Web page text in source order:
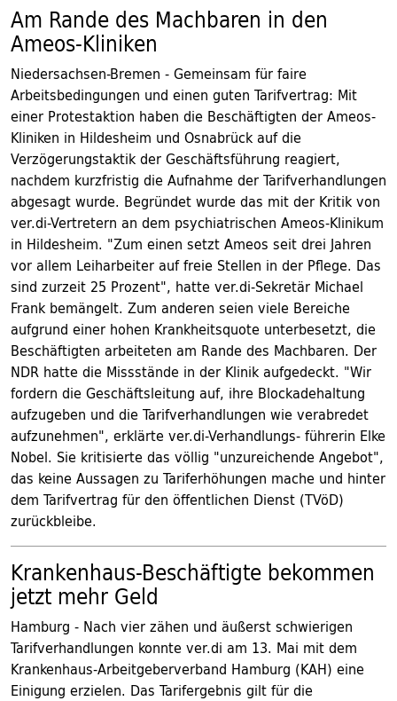
Am Rande des Machbaren in den
Ameos-Kliniken
Niedersachsen-Bremen - Gemeinsam für faire
Arbeitsbedingungen und einen guten Tarifvertrag: Mit
einer Protestaktion haben die Beschäftigten der Ameos-
Kliniken in Hildesheim und Osnabrück auf die
Verzögerungstaktik der Geschäftsführung reagiert,
nachdem kurzfristig die Aufnahme der Tarifverhandlungen
abgesagt wurde. Begründet wurde das mit der Kritik von
ver.di-Vertretern an dem psychiatrischen Ameos-Klinikum
in Hildesheim. "Zum einen setzt Ameos seit drei Jahren
vor allem Leiharbeiter auf freie Stellen in der Pflege. Das
sind zurzeit 25 Prozent", hatte ver.di-Sekretär Michael
Frank bemängelt. Zum anderen seien viele Bereiche
aufgrund einer hohen Krankheitsquote unterbesetzt, die
Beschäftigten arbeiteten am Rande des Machbaren. Der
NDR hatte die Missstände in der Klinik aufgedeckt. "Wir
fordern die Geschäftsleitung auf, ihre Blockadehaltung
aufzugeben und die Tarifverhandlungen wie verabredet
aufzunehmen", erklärte ver.di-Verhandlungs- führerin Elke
Nobel. Sie kritisierte das völlig "unzureichende Angebot",
das keine Aussagen zu Tariferhöhungen mache und hinter
dem Tarifvertrag für den öffentlichen Dienst (TVöD)
zurückbleibe.
Krankenhaus-Beschäftigte bekommen
jetzt mehr Geld
Hamburg - Nach vier zähen und äußerst schwierigen
Tarifverhandlungen konnte ver.di am 13. Mai mit dem
Krankenhaus-Arbeitgeberverband Hamburg (KAH) eine
Einigung erzielen. Das Tarifergebnis gilt für die